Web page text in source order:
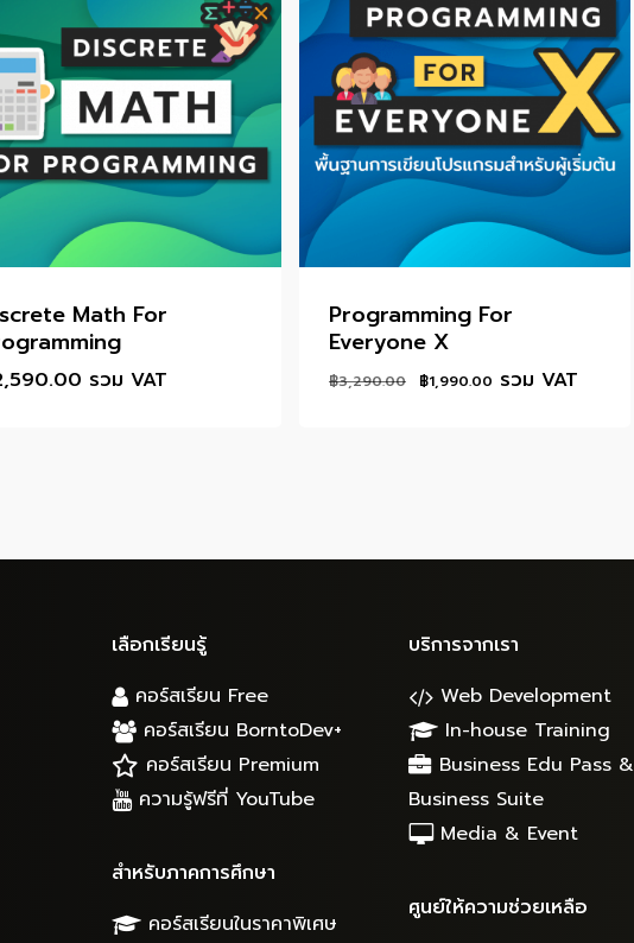
Math For
รวม VAT
Programming For
Everyone X
฿3,290.00
Original
฿1,990.00Current
รวม VAT
เลือกเรียนรู้
คอร์สเรียน Free
คอร์สเรียน BorntoDev+
คอร์สเรียน Premium
ความรู้ฟรีที่ YouTube
สำหรับภาคการศึกษา
คอร์สเรียนในราคาพิเศษ
บริการจากเรา
Web Development
In-house Training
Business Edu Pass &
Business Suite
Media & Event
ศูนย์ให้ความช่วยเหลือ